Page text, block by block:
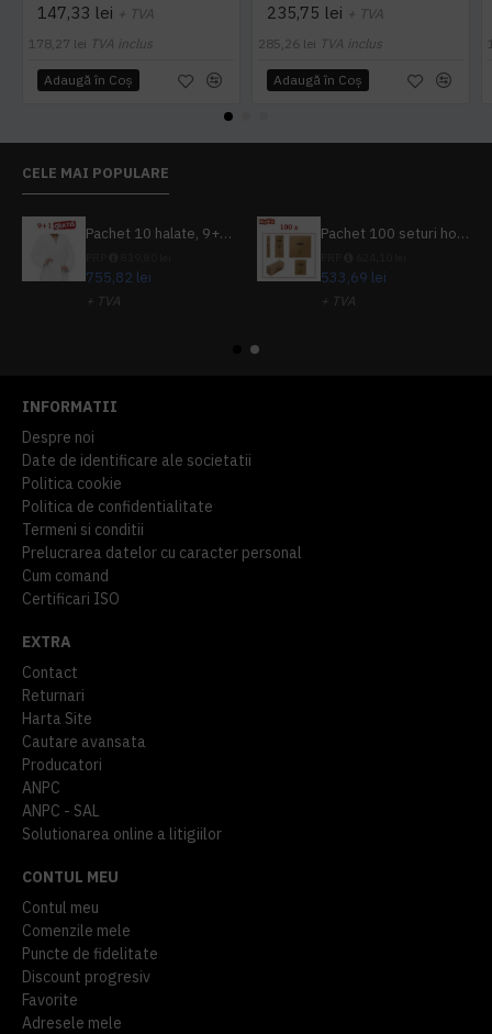
147,33 lei + TVA
178,27 lei TVA inclus
Adaugă în Coş
235,75 lei + TVA
285,26 lei TVA inclus
Adaugă în Coş
CELE MAI POPULARE
Pachet 10 halate, 9+1 gratuit
755,82 lei
+ TVA
Pachet 100 seturi hoteliere, set dentar, set barbierit, casca de dus, pila unghii, set cusut
533,69 lei
+ TVA
INFORMATII
Despre noi
Date de identificare ale societatii
Politica cookie
Politica de confidentialitate
Termeni si conditii
Prelucrarea datelor cu caracter personal
Cum comand
Certificari ISO
EXTRA
Contact
Returnari
Harta Site
Cautare avansata
Producatori
ANPC
ANPC - SAL
Solutionarea online a litigiilor
CONTUL MEU
Contul meu
Comenzile mele
Puncte de fidelitate
Discount progresiv
Favorite
Adresele mele